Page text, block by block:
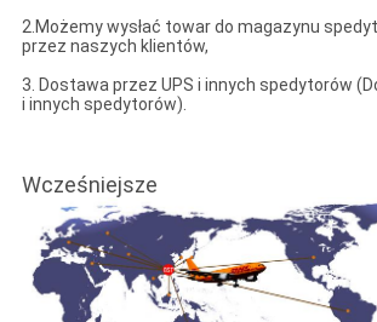
2.Możemy wysłać towar do magazynu
przez naszych klientów,
3. Dostawa przez UPS i innych spedytorów
i innych spedytorów).
Wcześniejsze